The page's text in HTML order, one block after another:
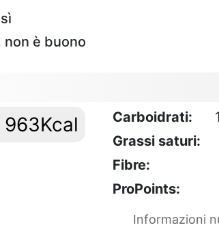
non è buono
963Kcal Carboidrati:
Grassi saturi:
Fibre:
ProPoints:
Informazioni